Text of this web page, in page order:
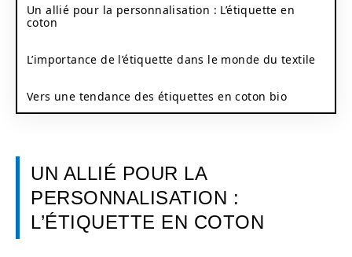
Un allié pour la personnalisation : L’étiquette en
coton
L’importance de l’étiquette dans le monde du textile
Vers une tendance des étiquettes en coton bio
UN ALLIÉ POUR LA
PERSONNALISATION :
L’ÉTIQUETTE EN COTON